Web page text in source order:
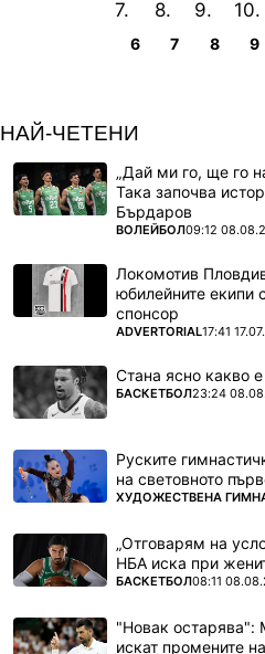
6 7 8 9
НАЙ-ЧЕТЕНИ
„Дай ми го, ще го
Така започва
Бърдаров
ПОВЕЧЕ ОТ
ВОЛЕЙБОЛ09:12
Локомотив
юбилейните екипи
спонсор
ПОВЕЧЕ ОТ
ADVERTORIAL17:41
Стана ясно какво
ПОВЕЧЕ ОТ
БАСКЕТБОЛ23:24
Руските
на световното
ПОВЕЧЕ ОТ
ХУДОЖЕСТВЕНА
„Отговарям на
НБА иска при
ПОВЕЧЕ ОТ
БАСКЕТБОЛ08:11
"Новак остарява":
искат промените